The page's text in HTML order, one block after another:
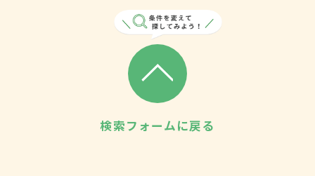
検索フォームに戻る